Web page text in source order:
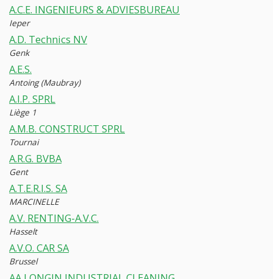
A.C.E. INGENIEURS & ADVIESBUREAU
Ieper
A.D. Technics NV
Genk
A.E.S.
Antoing (Maubray)
A.I.P. SPRL
Liège 1
A.M.B. CONSTRUCT SPRL
Tournai
A.R.G. BVBA
Gent
A.T.E.R.I.S. SA
MARCINELLE
A.V. RENTING-A.V.C.
Hasselt
A.V.O. CAR SA
Brussel